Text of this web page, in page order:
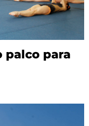
palco para